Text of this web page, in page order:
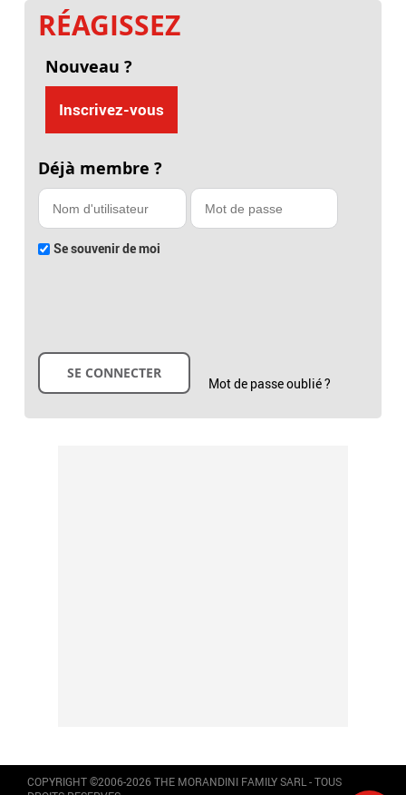
RÉAGISSEZ
Nouveau ?
Inscrivez-vous
Déjà membre ?
Se souvenir de moi
Mot de passe oublié ?
COPYRIGHT ©2006-2026 THE MORANDINI FAMILY SARL - TOUS